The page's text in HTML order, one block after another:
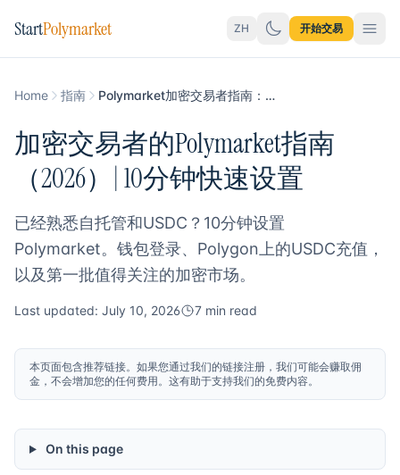
StartPolymarket ZH 开始交易
Home 指南 Polymarket加密交易者指南：10分钟快速上手
加密交易者的Polymarket指南
（2026）| 10分钟快速设置
已经熟悉自托管和USDC？10分钟设置
Polymarket。钱包登录、Polygon上的USDC充值，
以及第一批值得关注的加密市场。
Last updated: July 10, 2026 7 min read
本页面包含推荐链接。如果您通过我们的链接注册，我们可能会赚取佣
金，不会增加您的任何费用。这有助于支持我们的免费内容。
On this page